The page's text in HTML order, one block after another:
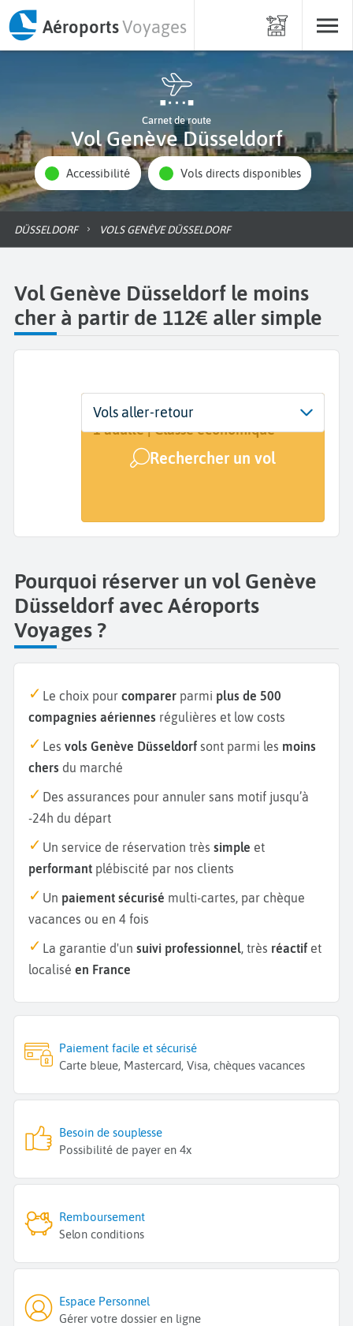
AéroportsVoyages
Carnet de route
Vol Genève Düsseldorf
Accessibilité Vols directs disponibles
DÜSSELDORF VOLS GENÈVE DÜSSELDORF
Vol Genève Düsseldorf le moins
cher à partir de 112€ aller simple
Départ
Genève (GVA)
Dates
Dates de votre voyage
Voyageurs | Classe
1 adulte | Classe économique
Rechercher un vol
Vols aller-retour
Pourquoi réserver un vol Genève
Düsseldorf avec Aéroports
Voyages ?
Le choix pour comparer parmi plus de 500
compagnies aériennes régulières et low costs
Les vols Genève Düsseldorf sont parmi les moins
chers du marché
Des assurances pour annuler sans motif jusqu’à
-24h du départ
Un service de réservation très simple et
performant plébiscité par nos clients
Un paiement sécurisé multi-cartes, par chèque
vacances ou en 4 fois
La garantie d'un suivi professionnel, très réactif et
localisé en France
Paiement facile et sécurisé
Carte bleue, Mastercard, Visa, chèques vacances
Besoin de souplesse
Possibilité de payer en 4x
Remboursement
Selon conditions
Espace Personnel
Gérer votre dossier en ligne